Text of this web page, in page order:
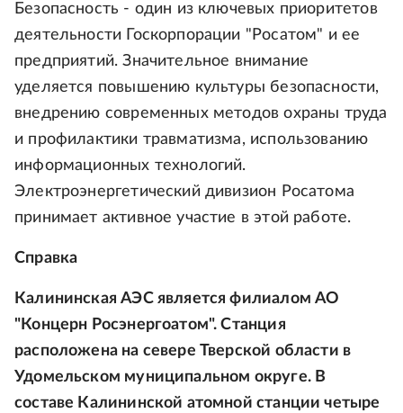
Безопасность - один из ключевых приоритетов
деятельности Госкорпорации "Росатом" и ее
предприятий. Значительное внимание
уделяется повышению культуры безопасности,
внедрению современных методов охраны труда
и профилактики травматизма, использованию
информационных технологий.
Электроэнергетический дивизион Росатома
принимает активное участие в этой работе.
Справка
Калининская АЭС является филиалом АО
"Концерн Росэнергоатом". Станция
расположена на севере Тверской области в
Удомельском муниципальном округе. В
составе Калининской атомной станции четыре